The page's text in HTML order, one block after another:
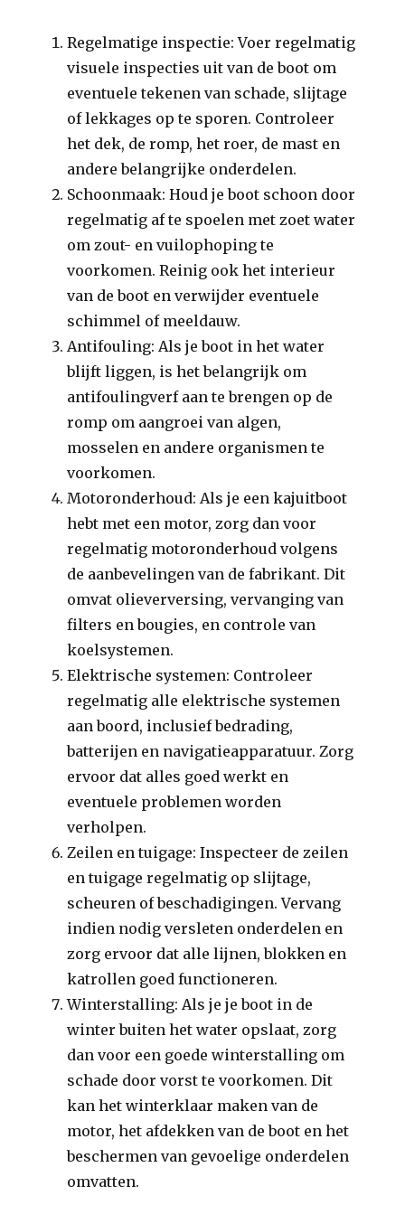
Regelmatige inspectie: Voer regelmatig
visuele inspecties uit van de boot om
eventuele tekenen van schade, slijtage
of lekkages op te sporen. Controleer
het dek, de romp, het roer, de mast en
andere belangrijke onderdelen.
Schoonmaak: Houd je boot schoon door
regelmatig af te spoelen met zoet water
om zout- en vuilophoping te
voorkomen. Reinig ook het interieur
van de boot en verwijder eventuele
schimmel of meeldauw.
Antifouling: Als je boot in het water
blijft liggen, is het belangrijk om
antifoulingverf aan te brengen op de
romp om aangroei van algen,
mosselen en andere organismen te
voorkomen.
Motoronderhoud: Als je een kajuitboot
hebt met een motor, zorg dan voor
regelmatig motoronderhoud volgens
de aanbevelingen van de fabrikant. Dit
omvat olieverversing, vervanging van
filters en bougies, en controle van
koelsystemen.
Elektrische systemen: Controleer
regelmatig alle elektrische systemen
aan boord, inclusief bedrading,
batterijen en navigatieapparatuur. Zorg
ervoor dat alles goed werkt en
eventuele problemen worden
verholpen.
Zeilen en tuigage: Inspecteer de zeilen
en tuigage regelmatig op slijtage,
scheuren of beschadigingen. Vervang
indien nodig versleten onderdelen en
zorg ervoor dat alle lijnen, blokken en
katrollen goed functioneren.
Winterstalling: Als je je boot in de
winter buiten het water opslaat, zorg
dan voor een goede winterstalling om
schade door vorst te voorkomen. Dit
kan het winterklaar maken van de
motor, het afdekken van de boot en het
beschermen van gevoelige onderdelen
omvatten.